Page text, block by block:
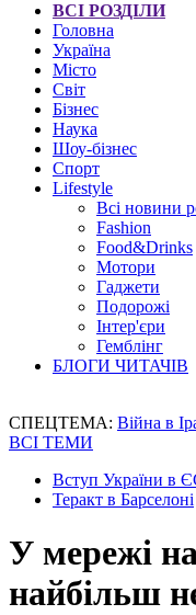
ВСІ РОЗДІЛИ
Головна
Україна
Місто
Світ
Бізнес
Наука
Шоу-бізнес
Спорт
Lifestyle
Всі новини
Fashion
Food&Drinks
Мотори
Гаджети
Подорожі
Інтер'єри
Гемблінг
БЛОГИ ЧИТАЧІВ
СПЕЦТЕМА: Війна в
ВСІ ТЕМИ
Вступ України в
Теракт в Барселоні
У мережі
найбільш